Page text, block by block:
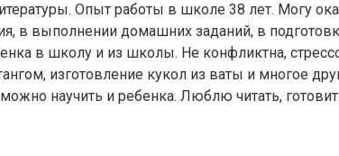
Опыт работы в школе 38 лет. Могу
в выполнении домашних заданий, в
в школу и из школы. Не конфликтна,
изготовление кукол из ваты и многое
научить и ребенка. Люблю читать,